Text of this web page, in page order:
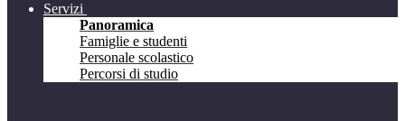
Servizi
Panoramica
Famiglie e studenti
Personale scolastico
Percorsi di studio